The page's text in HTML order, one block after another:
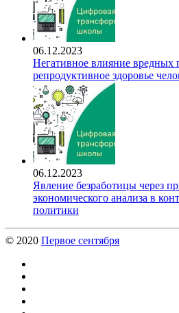
06.12.2023
Негативное влияние вредных
репродуктивное здоровье
06.12.2023
Явление безработицы через
экономического анализа в
политики
© 2020 Первое сентября